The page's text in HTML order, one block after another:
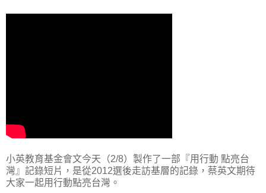
小英教育基金會文今天（2/8）製作了一部『用行動 點亮台
灣』記錄短片，是從2012選後走訪基層的記錄，蔡英文期待
大家一起用行動點亮台灣。